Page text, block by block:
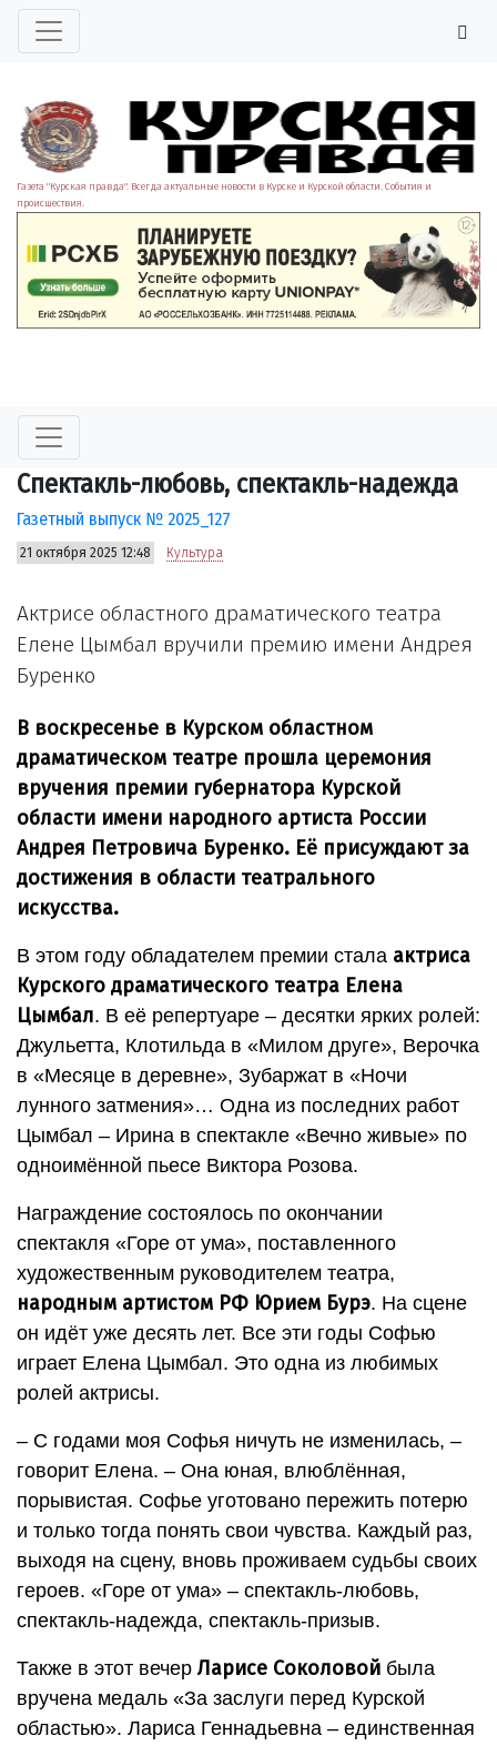
Газета "Курская правда". Всегда актуальные новости в Курске и Курской области. События и
происшествия.
Спектакль-любовь, спектакль-надежда
Газетный выпуск № 2025_127
21 октября 2025 12:48 Культура
Актрисе областного драматического театра
Елене Цымбал вручили премию имени Андрея
Буренко
В воскресенье в Курском областном
драматическом театре прошла церемония
вручения премии губернатора Курской
области имени народного артиста России
Андрея Петровича Буренко. Её присуждают за
достижения в области театрального
искусства.
В этом году обладателем премии стала актриса
Курского драматического театра Елена
Цымбал. В её репертуаре – десятки ярких ролей:
Джульетта, Клотильда в «Милом друге», Верочка
в «Месяце в деревне», Зубаржат в «Ночи
лунного затмения»… Одна из последних работ
Цымбал – Ирина в спектакле «Вечно живые» по
одноимённой пьесе Виктора Розова.
Награждение состоялось по окончании
спектакля «Горе от ума», поставленного
художественным руководителем театра,
народным артистом РФ Юрием Бурэ. На сцене
он идёт уже десять лет. Все эти годы Софью
играет Елена Цымбал. Это одна из любимых
ролей актрисы.
– С годами моя Софья ничуть не изменилась, –
говорит Елена. – Она юная, влюблённая,
порывистая. Софье уготовано пережить потерю
и только тогда понять свои чувства. Каждый раз,
выходя на сцену, вновь проживаем судьбы своих
героев. «Горе от ума» – спектакль-любовь,
спектакль-надежда, спектакль-призыв.
Также в этот вечер Ларисе Соколовой была
вручена медаль «За заслуги перед Курской
областью». Лариса Геннадьевна – единственная